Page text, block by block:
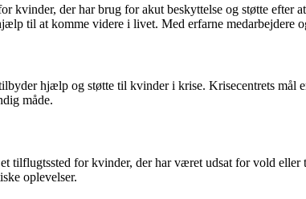
kvinder, der har brug for akut beskyttelse og støtte
til at komme videre i livet. Med erfarne
hjælp og støtte til kvinder i krise. Krisecentrets
måde.
tilflugtssted for kvinder, der har været udsat for vold
oplevelser.